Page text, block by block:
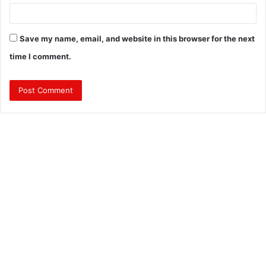
Save my name, email, and website in this browser for the next
time I comment.